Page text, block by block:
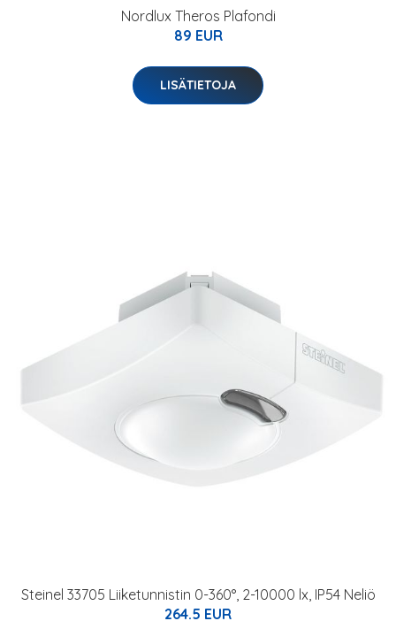
Nordlux Theros Plafondi
89 EUR
LISÄTIETOJA
Steinel 33705 Liiketunnistin 0-360°, 2-10000 lx, IP54 Neliö
264.5 EUR